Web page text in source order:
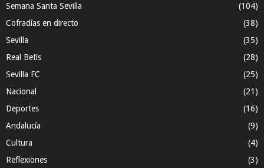
Semana Santa Sevilla
(104)
Cofradías en directo
(38)
Sevilla
(35)
Real Betis
(28)
Sevilla FC
(25)
Nacional
(21)
Deportes
(16)
Andalucía
(9)
Cultura
(4)
Reflexiones
(3)